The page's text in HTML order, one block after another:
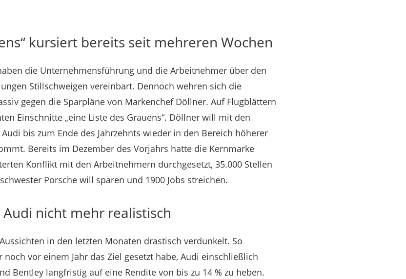
kursiert bereits seit mehreren Wochen
die Unternehmensführung und die Arbeitnehmer über den
Stillschweigen vereinbart. Dennoch wehren sich die
gegen die Sparpläne von Markenchef Döllner. Auf Flugblättern
Einschnitte „eine Liste des Grauens“. Döllner will mit den
bis zum Ende des Jahrzehnts wieder in den Bereich höherer
Bereits im Dezember des Vorjahrs hatte die Kernmarke
Konflikt mit den Arbeitnehmern durchgesetzt, 35.000 Stellen
Porsche will sparen und 1900 Jobs streichen.
Audi nicht mehr realistisch
in den letzten Monaten drastisch verdunkelt. So
vor einem Jahr das Ziel gesetzt habe, Audi einschließlich
Bentley langfristig auf eine Rendite von bis zu 14 % zu heben.